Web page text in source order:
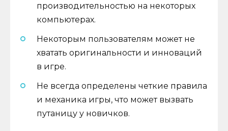
производительностью на некоторых
компьютерах.
Некоторым пользователям может не
хватать оригинальности и инноваций
в игре.
Не всегда определены четкие правила
и механика игры, что может вызвать
путаницу у новичков.